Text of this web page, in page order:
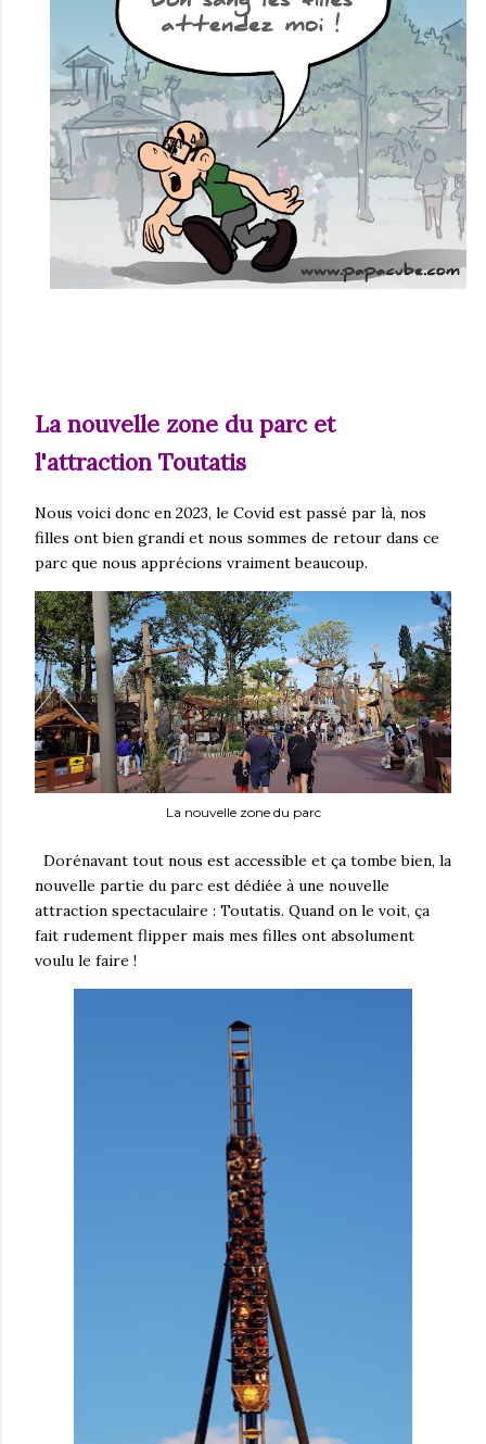
La nouvelle zone du parc et
l'attraction Toutatis
Nous voici donc en 2023, le Covid est passé par là, nos
filles ont bien grandi et nous sommes de retour dans ce
parc que nous apprécions vraiment beaucoup.
La nouvelle zone du parc
Dorénavant tout nous est accessible et ça tombe bien, la
nouvelle partie du parc est dédiée à une nouvelle
attraction spectaculaire : Toutatis. Quand on le voit, ça
fait rudement flipper mais mes filles ont absolument
voulu le faire !